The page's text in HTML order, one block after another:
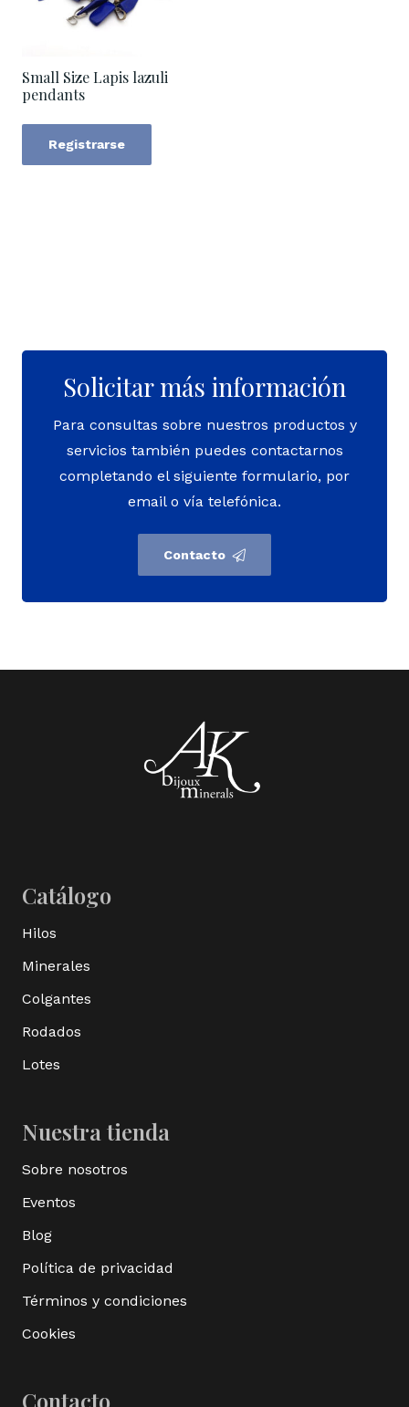
Small Size Lapis lazuli
pendants
Registrarse
Solicitar más información
Para consultas sobre nuestros productos y
servicios también puedes contactarnos
completando el siguiente formulario, por
email o vía telefónica.
Contacto
Catálogo
Hilos
Minerales
Colgantes
Rodados
Lotes
Nuestra tienda
Sobre nosotros
Eventos
Blog
Política de privacidad
Términos y condiciones
Cookies
Contacto